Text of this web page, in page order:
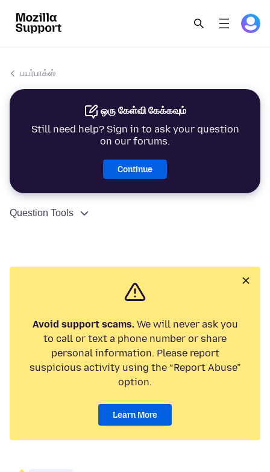
பயர்பாக்ஸ்
ஒரு கேள்வி கேக்கவும்
Still need help? Sign in to ask your question
on our forums.
Continue
Question Tools
Avoid support scams.We will never ask you
to call or text a phone number or share
personal information. Please report
suspicious activity using the “Report Abuse”
option.
Learn More